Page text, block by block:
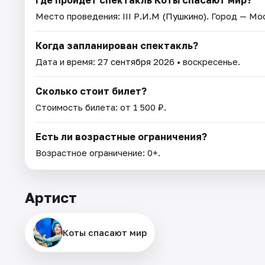
Место проведения: III Р.И.М (Пушкино). Город —
Когда запланирован спектакль?
Дата и время: 27 сентября 2026 • воскресенье.
Сколько стоит билет?
Стоимость билета: от 1 500 ₽.
Есть ли возрастные ограничения?
Возрастное ограничение: 0+.
Артист
Коты спасают мир